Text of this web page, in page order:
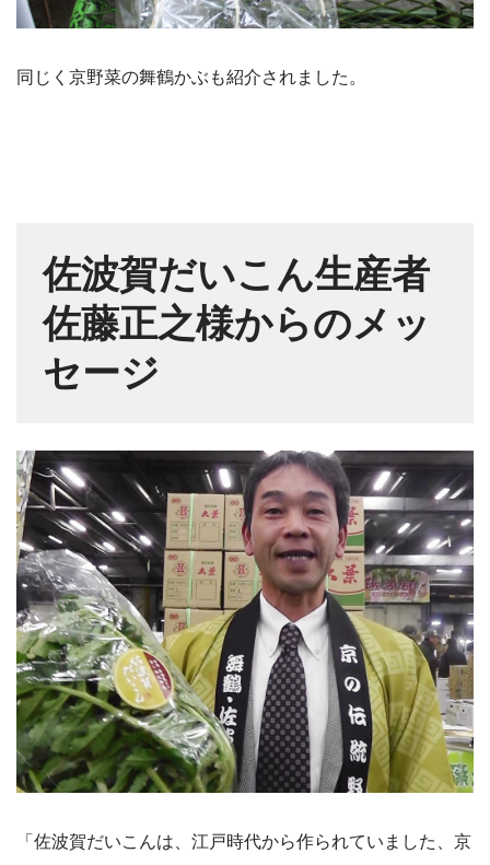
同じく京野菜の舞鶴かぶも紹介されました。
佐波賀だいこん生産者
佐藤正之様からのメッ
セージ
「佐波賀だいこんは、江戸時代から作られていました、京